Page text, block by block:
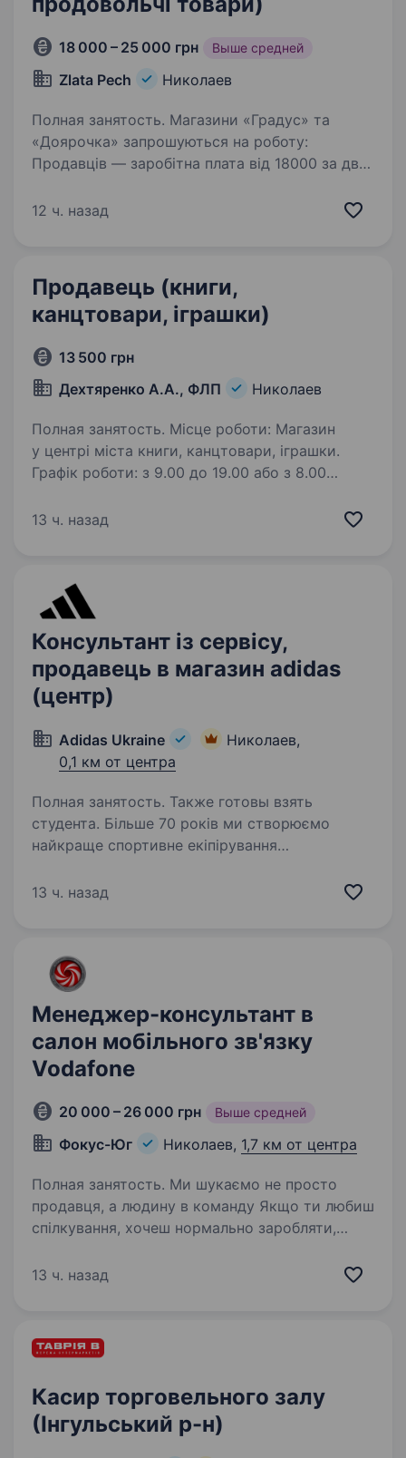
18 000 – 25 000 грн Выше средней
Zlata Pech Николаев
Полная занятость. Магазини «Градус» та
«Доярочка» запрошуються на роботу:
Продавців — заробітна плата від 18000 за два
Стабільну роботу поруч із домом Можливість
12 ч. назад
Продавець (книги,
канцтовари, іграшки)
13 500 грн
Дехтяренко А.А., ФЛП
Николаев
Полная занятость. Місце роботи: Магазин
у центрі міста книги, канцтовари, іграшки.
Графік роботи: з 9.00 до 19.00 або з 8.00
Оплата: ставка + %% + преміальні Докладніша
13 ч. назад
Консультант із сервісу,
продавець в магазин adidas
(центр)
Adidas Ukraine
Николаев,
0,1 км от центра
Полная занятость. Также готовы взять
студента. Більше 70 років ми створюємо
найкраще спортивне екіпірування
життя через спорт. Наша головна цінність —
13 ч. назад
Менеджер-консультант в
салон мобільного зв'язку
Vodafone
20 000 – 26 000 грн Выше средней
Фокус-Юг Николаев, 1,7 км от центра
Полная занятость. Ми шукаємо не просто
продавця, а людину в команду Якщо ти любиш
спілкування, хочеш нормально заробляти,
у продажах — тобі до нас. Навіть якщо немає
13 ч. назад
Касир торговельного залу
(Інгульський р-н)